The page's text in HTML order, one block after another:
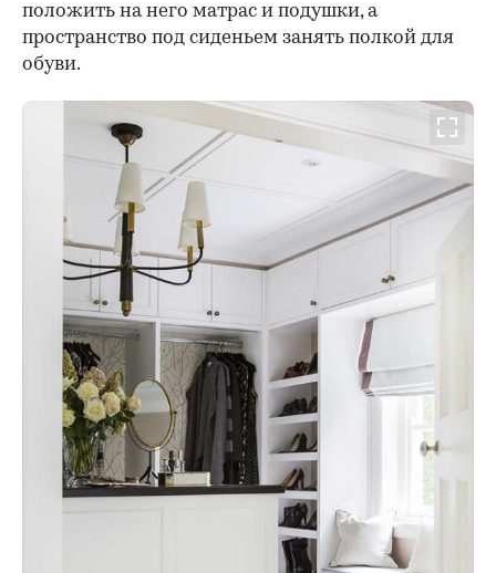
положить на него матрас и подушки, а
пространство под сиденьем занять полкой для
обуви.